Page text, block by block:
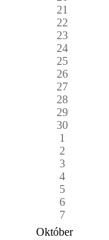
21
22
23
24
25
26
27
28
29
30
1
2
3
4
5
6
7
Október